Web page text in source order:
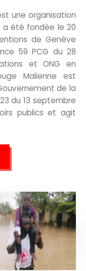
une organisation
a été fondée le 20
de Genève
59 PCG du 28
et ONG en
Malienne est
de la
du 13 septembre
publics et agit